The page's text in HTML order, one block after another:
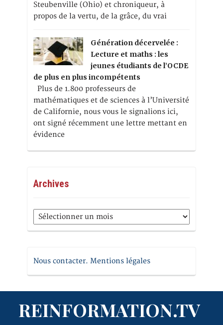
Steubenville (Ohio) et chroniqueur, à
propos de la vertu, de la grâce, du vrai
Génération décervelée :
Lecture et maths : les
jeunes étudiants de l’OCDE
de plus en plus incompétents
Plus de 1.800 professeurs de
mathématiques et de sciences à l’Université
de Californie, nous vous le signalions ici,
ont signé récemment une lettre mettant en
évidence
Archives
Archives
Nous contacter. Mentions légales
REINFORMATION.TV